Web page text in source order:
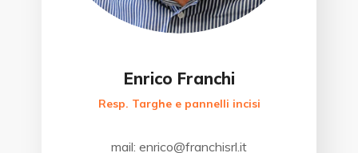
Enrico Franchi
Resp. Targhe e pannelli incisi
mail: enrico@franchisrl.it